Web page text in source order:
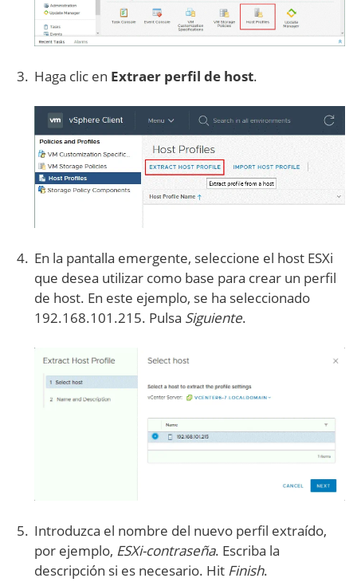
Haga clic en Extraer perfil de host.
En la pantalla emergente, seleccione el host ESXi
que desea utilizar como base para crear un perfil
de host. En este ejemplo, se ha seleccionado
192.168.101.215. Pulsa Siguiente.
Introduzca el nombre del nuevo perfil extraído,
por ejemplo, ESXi-contraseña. Escriba la
descripción si es necesario. Hit Finish.